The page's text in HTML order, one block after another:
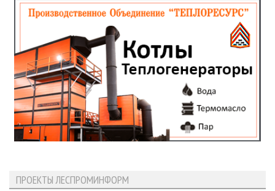
ПРОЕКТЫ ЛЕСПРОМИНФОРМ